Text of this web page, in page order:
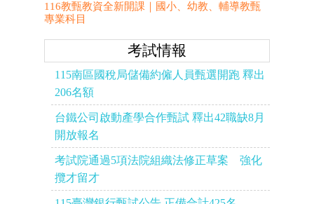
116教甄教資全新開課｜國小、幼教、輔導教甄
專業科目
考試情報
115南區國稅局儲備約僱人員甄選開跑 釋出
206名額
台鐵公司啟動產學合作甄試 釋出42職缺8月
開放報名
考試院通過5項法院組織法修正草案 強化
攬才留才